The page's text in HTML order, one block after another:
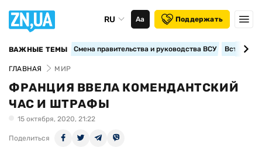
RU Аа Поддержать
ВАЖНЫЕ ТЕМЫ Смена правительства и руководства ВСУ
ГЛАВНАЯ МИР
ФРАНЦИЯ ВВЕЛА КОМЕНДАНТСКИЙ
ЧАС И ШТРАФЫ
15 октября, 2020, 21:22
Поделиться